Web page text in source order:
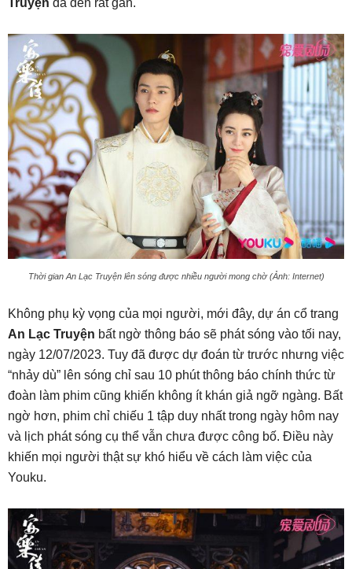
Truyện đã đến rất gần.
Thời gian An Lạc Truyện lên sóng được nhiều người mong chờ (Ảnh: Internet)
Không phụ kỳ vọng của mọi người, mới đây, dự án cổ trang
An Lạc Truyện bất ngờ thông báo sẽ phát sóng vào tối nay,
ngày 12/07/2023. Tuy đã được dự đoán từ trước nhưng việc
“nhảy dù” lên sóng chỉ sau 10 phút thông báo chính thức từ
đoàn làm phim cũng khiến không ít khán giả ngỡ ngàng. Bất
ngờ hơn, phim chỉ chiếu 1 tập duy nhất trong ngày hôm nay
và lịch phát sóng cụ thể vẫn chưa được công bố. Điều này
khiến mọi người thật sự khó hiểu về cách làm việc của
Youku.